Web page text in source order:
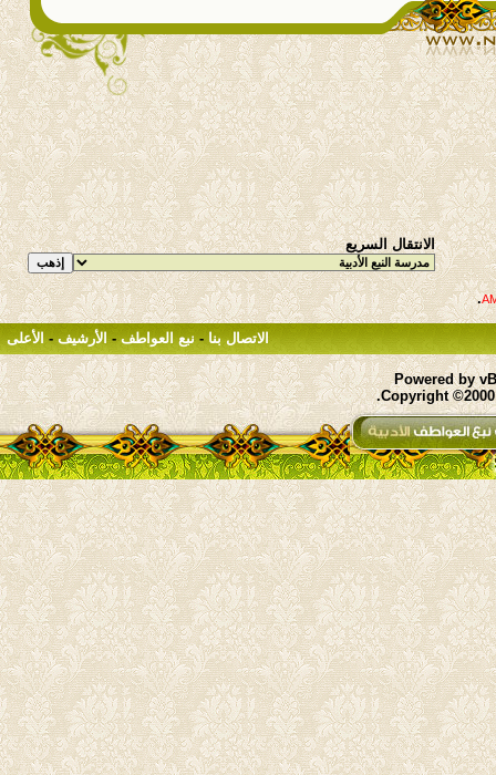
الانتقال السريع
.
الاتصال بنا - نبع العواطف - الأرشيف - الأعلى
Powered by
Copyright